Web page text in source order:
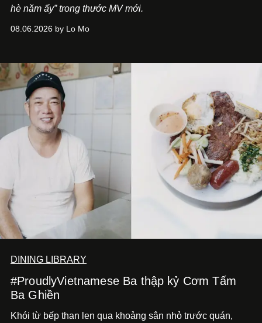
hè năm ấy” trong thước MV mới.
08.06.2026 by Lo Mo
DINING LIBRARY
#ProudlyVietnamese Ba thập kỷ Cơm Tấm
Ba Ghiền
Khói từ bếp than len qua khoảng sân nhỏ trước quán,